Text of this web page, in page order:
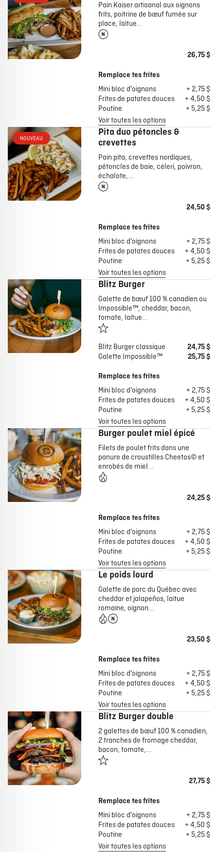
Pain Kaiser artisanal aux oignons
frits, poitrine de bœuf fumée sur
place, laitue...
26,75 $
Remplace tes frites
Mini bloc d'oignons
+ 2,75 $
Frites de patates douces
+ 4,50 $
Poutine
+ 5,25 $
Voir toutes les options
NOUVEAU
Pita duo pétoncles &
crevettes
Pain pita, crevettes nordiques,
pétoncles de baie, céleri, poivron,
échalote,...
24,50 $
Remplace tes frites
Mini bloc d'oignons
+ 2,75 $
Frites de patates douces
+ 4,50 $
Poutine
+ 5,25 $
Voir toutes les options
Blitz Burger
Galette de bœuf 100 % canadien ou
Impossible™, cheddar, bacon,
tomate, laitue...
Blitz Burger classique
24,75 $
Galette Impossible™
25,75 $
Remplace tes frites
Mini bloc d'oignons
+ 2,75 $
Frites de patates douces
+ 4,50 $
Poutine
+ 5,25 $
Voir toutes les options
Burger poulet miel épicé
Filets de poulet frits dans une
panure de croustilles Cheetos© et
enrobés de miel...
24,25 $
Remplace tes frites
Mini bloc d'oignons
+ 2,75 $
Frites de patates douces
+ 4,50 $
Poutine
+ 5,25 $
Voir toutes les options
Le poids lourd
Galette de porc du Québec avec
cheddar et jalapeños, laitue
romaine, oignon...
23,50 $
Remplace tes frites
Mini bloc d'oignons
+ 2,75 $
Frites de patates douces
+ 4,50 $
Poutine
+ 5,25 $
Voir toutes les options
Blitz Burger double
2 galettes de bœuf 100 % canadien,
2 tranches de fromage cheddar,
bacon, tomate,...
27,75 $
Remplace tes frites
Mini bloc d'oignons
+ 2,75 $
Frites de patates douces
+ 4,50 $
Poutine
+ 5,25 $
Voir toutes les options